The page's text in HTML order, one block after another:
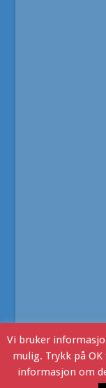
Vi bruker
mulig. Trykk på
informasjon om